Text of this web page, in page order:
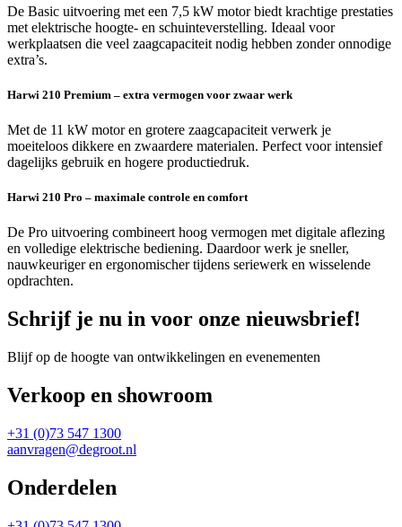
De Basic uitvoering met een 7,5 kW motor biedt krachtige prestaties
met elektrische hoogte- en schuinteverstelling. Ideaal voor
werkplaatsen die veel zaagcapaciteit nodig hebben zonder onnodige
extra’s.
Harwi 210 Premium – extra vermogen voor zwaar werk
Met de 11 kW motor en grotere zaagcapaciteit verwerk je
moeiteloos dikkere en zwaardere materialen. Perfect voor intensief
dagelijks gebruik en hogere productiedruk.
Harwi 210 Pro – maximale controle en comfort
De Pro uitvoering combineert hoog vermogen met digitale aflezing
en volledige elektrische bediening. Daardoor werk je sneller,
nauwkeuriger en ergonomischer tijdens seriewerk en wisselende
opdrachten.
Schrijf je nu in voor onze nieuwsbrief!
Blijf op de hoogte van ontwikkelingen en evenementen
Verkoop en showroom
+31 (0)73 547 1300
aanvragen@degroot.nl
Onderdelen